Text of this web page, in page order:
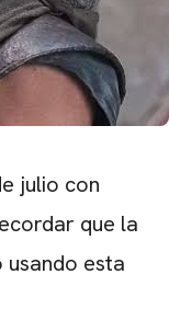
julio con
que la
esta